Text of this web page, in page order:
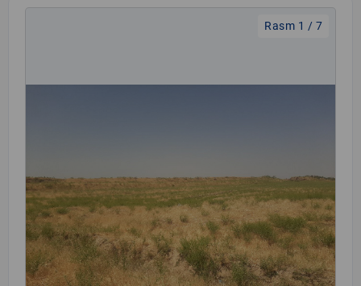
Rasm 1 / 7